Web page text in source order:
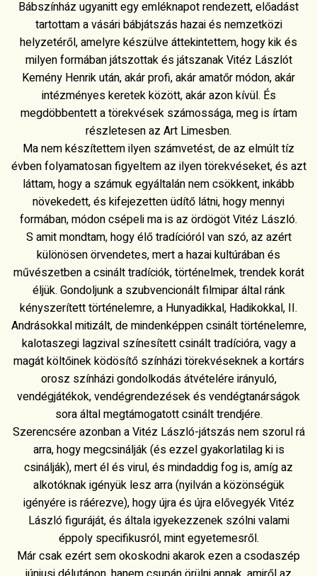
Bábszínház ugyanitt egy emléknapot rendezett, előadást
tartottam a vásári bábjátszás hazai és nemzetközi
helyzetéről, amelyre készülve áttekintettem, hogy kik és
milyen formában játszottak és játszanak Vitéz Lászlót
Kemény Henrik után, akár profi, akár amatőr módon, akár
intézményes keretek között, akár azon kívül. És
megdöbbentett a törekvések számossága, meg is írtam
részletesen az Art Limesben.
Ma nem készítettem ilyen számvetést, de az elmúlt tíz
évben folyamatosan figyeltem az ilyen törekvéseket, és azt
láttam, hogy a számuk egyáltalán nem csökkent, inkább
növekedett, és kifejezetten üdítő látni, hogy mennyi
formában, módon csépeli ma is az ördögöt Vitéz László.
S amit mondtam, hogy élő tradícióról van szó, az azért
különösen örvendetes, mert a hazai kultúrában és
művészetben a csinált tradíciók, történelmek, trendek korát
éljük. Gondoljunk a szubvencionált filmipar által ránk
kényszerített történelemre, a Hunyadikkal, Hadikokkal, II.
Andrásokkal mitizált, de mindenképpen csinált történelemre,
kalotaszegi lagzival színesített csinált tradícióra, vagy a
magát költőinek ködösítő színházi törekvéseknek a kortárs
orosz színházi gondolkodás átvételére irányuló,
vendégjátékok, vendégrendezések és vendégtanárságok
sora által megtámogatott csinált trendjére.
Szerencsére azonban a Vitéz László-játszás nem szorul rá
arra, hogy megcsinálják (és ezzel gyakorlatilag ki is
csinálják), mert él és virul, és mindaddig fog is, amíg az
alkotóknak igényük lesz arra (nyilván a közönségük
igényére is ráérezve), hogy újra és újra elővegyék Vitéz
László figuráját, és általa igyekezzenek szólni valami
éppoly specifikusról, mint egyetemesről.
Már csak ezért sem okoskodni akarok ezen a csodaszép